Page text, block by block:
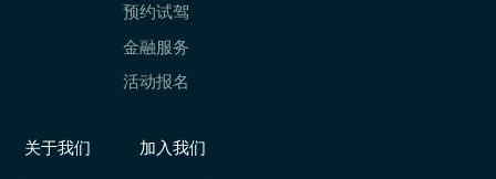
预约试驾
金融服务
活动报名
关于我们 加入我们